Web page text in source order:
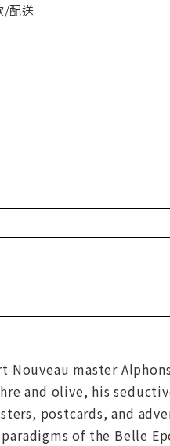
/配送
master
and olive, his
postcards, and
of the Belle